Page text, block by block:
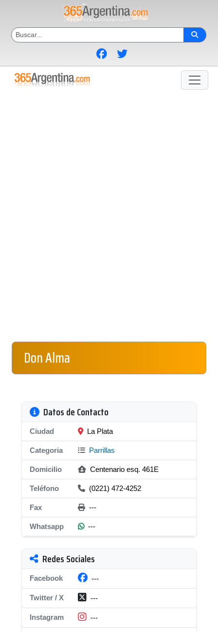
Don Alma
Datos de Contacto
Ciudad La Plata
Categoria Parrillas
Domicilio Centenario esq. 461E
Teléfono (0221) 472-4252
Fax ---
Whatsapp ---
Redes Sociales
Facebook ---
Twitter / X ---
Instagram ---